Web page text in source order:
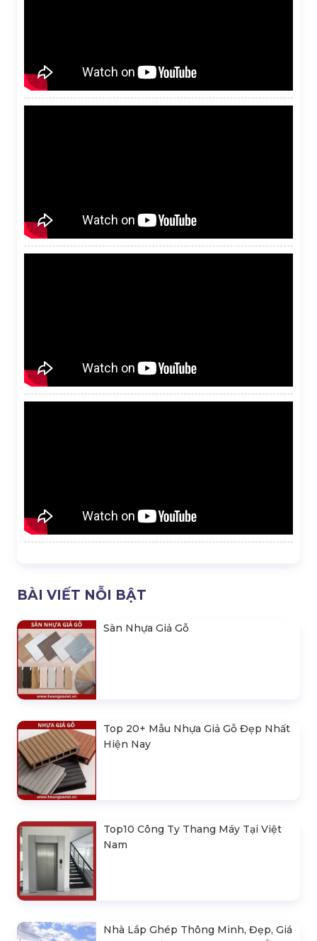
BÀI VIẾT NỖI BẬT
Sàn Nhựa Giả Gỗ
Top 20+ Mẫu Nhựa Giả Gỗ Đẹp Nhất
Hiện Nay
Top10 Công Ty Thang Máy Tại Việt
Nam
Nhà Lắp Ghép Thông Minh, Đẹp, Giá